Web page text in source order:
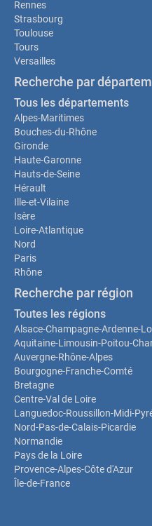
Rennes
Strasbourg
Toulouse
Tours
Versailles
Recherche par
Tous les départements
Alpes-Maritimes
Bouches-du-Rhône
Gironde
Haute-Garonne
Hauts-de-Seine
Hérault
Ille-et-Vilaine
Isère
Loire-Atlantique
Nord
Paris
Rhône
Recherche par région
Toutes les régions
Alsace-Champagne-Ardenne-
Aquitaine-Limousin-Poitou-
Auvergne-Rhône-Alpes
Bourgogne-Franche-Comté
Bretagne
Centre-Val de Loire
Languedoc-Roussillon-Midi-
Nord-Pas-de-Calais-Picardie
Normandie
Pays de la Loire
Provence-Alpes-Côte d'Azur
Île-de-France